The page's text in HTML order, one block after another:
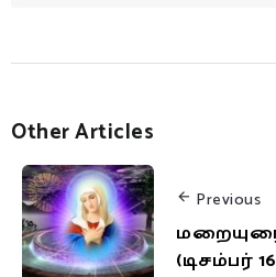
Other Articles
Previous
(டிசம்பர்